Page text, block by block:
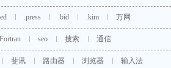
.press .bid .kim 万网
Fortran seo 搜索 通信
斐讯 路由器 浏览器 输入法